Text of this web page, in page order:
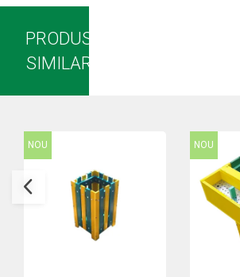
Compresoare
Scule Electrice
Aparate de sudura
Aspiratoare profesionale
Capsatoare electrice
Ciocane demolatoare
Ciocane rotopercutoare
Ciocane electro-pneumatice
Fierastrau circular
PRODUSE
SIMILARE
NOU NOU